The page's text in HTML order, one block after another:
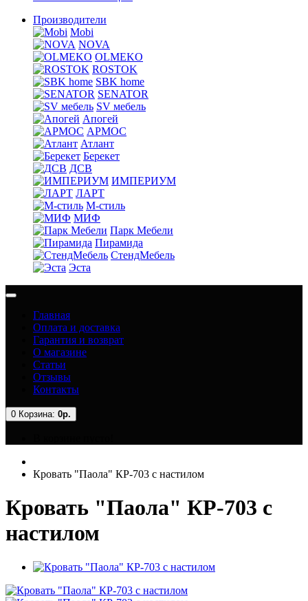
Производители
Mobi
NOVA
OLMEKO
ROSTOK
SBK home
SENATOR
SV мебель
Апогей
АРМОС
Атлант
Берекет
ДСВ
ИМПЕРИУМ
ЛАРТ
М-стиль
МИФ
Парк Мебели
Пирамида
СтендМебель
Эста
Главная
Оплата и доставка
Гарантия и возврат
О магазине
Статьи
Отзывы
Контакты
0 Корзина: 0р.
Кровать "Паола" КР-703 с настилом
Кровать "Паола" КР-703 с
настилом